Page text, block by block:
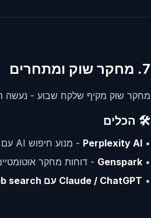
7. מחקר שוק ומתחרים
מחקר שוק מקיף שלקח שבוע - נעשה
🛠️ הכלים
•
Perplexity AI - מנוע חיפוש AI עם מקורות
•
Genspark - דוחות מחקר
• Claude / ChatGPT עם web search